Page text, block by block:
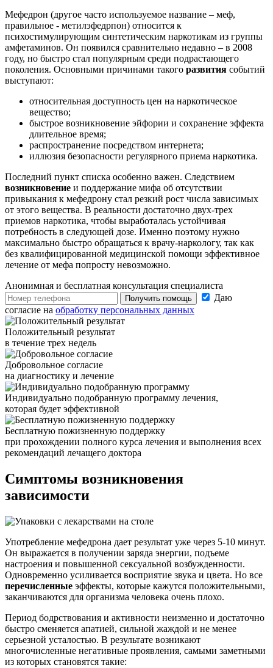
Мефедрон (другое часто используемое название – меф,
правильное - метилэфедрпон) относится к
психостимулирующим синтетическим наркотикам из группы
амфетаминов. Он появился сравнительно недавно – в 2008
году, но быстро стал популярным среди подрастающего
поколения. Основными причинами такого развития событий
выступают:
относительная доступность цен на наркотическое
вещество;
быстрое возникновение эйфории и сохранение эффекта
длительное время;
распространение посредством интернета;
иллюзия безопасности регулярного приема наркотика.
Последний пункт списка особенно важен. Следствием
возникновение и поддержание мифа об отсутствии
привыкания к мефедрону стал резкий рост числа зависимых
от этого вещества. В реальности достаточно двух-трех
приемов наркотика, чтобы выработалась устойчивая
потребность в следующей дозе. Именно поэтому нужно
максимально быстро обращаться к врачу-наркологу, так как
без квалифицированной медицинской помощи эффективное
лечение от мефа попросту невозможно.
Анонимная и бесплатная консультация специалиста
Получить помощь
Даю
согласие на обработку персональных данных
Положительный результат
в течение трех недель
Добровольное согласие
на диагностику и лечение
Индивидуально подобранную программу лечения,
которая будет эффективной
Бесплатную пожизненную поддержку
при прохождении полного курса лечения и выполнения всех
рекомендаций лечащего доктора
Симптомы возникновения
зависимости
Употребление мефедрона дает результат уже через 5-10 минут.
Он выражается в получении заряда энергии, подъеме
настроения и повышенной сексуальной возбужденности.
Одновременно усиливается восприятие звука и цвета. Но все
перечисленные эффекты, которые кажутся положительными,
заканчиваются для организма человека очень плохо.
Период бодрствования и активности неизменно и достаточно
быстро сменяется апатией, сильной жаждой и не менее
серьезной усталостью. В результате возникают
многочисленные негативные проявления, самыми заметными
из которых становятся такие: